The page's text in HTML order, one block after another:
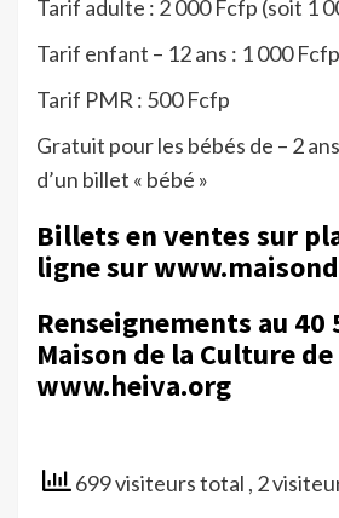
Tarif adulte : 2 000 Fcfp (soit 1
Tarif enfant – 12 ans : 1 000 Fcfp
Tarif PMR : 500 Fcfp
Gratuit pour les bébés de – 2
d’un billet « bébé »
Billets en ventes sur
ligne sur
Renseignements au 40
Maison de la Culture
www.heiva.org
699 visiteurs total , 2